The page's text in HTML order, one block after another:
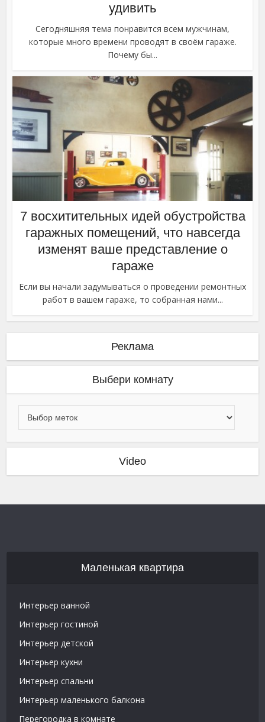
удивить
Сегодняшняя тема понравится всем мужчинам,
которые много времени проводят в своём гараже.
Почему бы...
7 восхитительных идей обустройства
гаражных помещений, что навсегда
изменят ваше представление о
гараже
Если вы начали задумываться о проведении ремонтных
работ в вашем гараже, то собранная нами...
Реклама
Выбери комнату
Video
Маленькая квартира
Интерьер ванной
Интерьер гостиной
Интерьер детской
Интерьер кухни
Интерьер спальни
Интерьер маленького балкона
Перегородка в комнате